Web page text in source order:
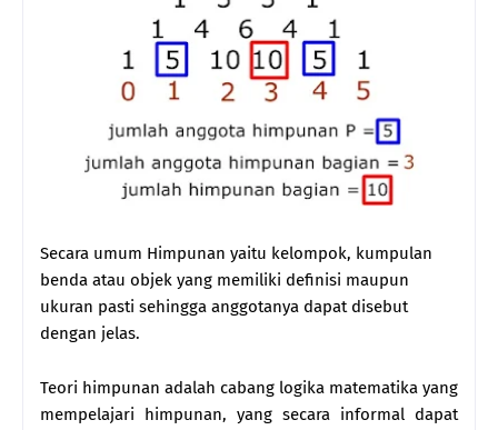
Secara umum Himpunan yaitu kelompok, kumpulan
benda atau objek yang memiliki definisi maupun
ukuran pasti sehingga anggotanya dapat disebut
dengan jelas.
Teori himpunan adalah cabang logika matematika yang
mempelajari himpunan, yang secara informal dapat